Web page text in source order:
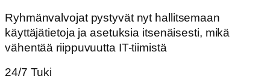
Ryhmänvalvojat pystyvät nyt hallitsemaan
käyttäjätietoja ja asetuksia itsenäisesti, mikä
vähentää riippuvuutta IT-tiimistä
24/7 Tuki